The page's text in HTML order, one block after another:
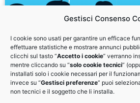
Gestisci Consenso
I cookie sono usati per garantire un efficace
effettuare statistiche e mostrare annunci
clicchi sul tasto “Accetto i cookie” verranno
mentre cliccando su “solo cookie tecnici”
installati solo i cookie necessari per il
invece su “Gestisci preferenze” puoi
non tecnici e il soggetto che li installa.
StartuppIn: la guida
business
Dalla partnership di EDI con ELIS -